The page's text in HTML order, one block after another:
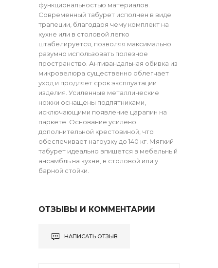
функциональностью материалов.
Современный табурет исполнен в виде
трапеции, благодаря чему комплект на
кухне или в столовой легко
штабелируется, позволяя максимально
разумно использовать полезное
пространство. Антивандальная обивка из
микровелюра существенно облегчает
уход и продляет срок эксплуатации
изделия. Усиленные металлические
ножки оснащены подпятниками,
исключающими появление царапин на
паркете. Основание усилено
дополнительной крестовиной, что
обеспечивает нагрузку до 140 кг. Мягкий
табурет идеально впишется в мебельный
ансамбль на кухне, в столовой или у
барной стойки.
ОТЗЫВЫ И КОММЕНТАРИИ
НАПИСАТЬ ОТЗЫВ